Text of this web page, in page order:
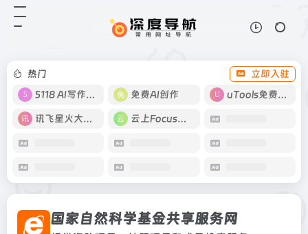
热门
立即入驻
5118 AI写作工具
免费AI创作 uTools免费工具箱
讯飞星火大模型 云上Focus接码
国家自然科学基金共享服务网
国家自然科学基金共享服务网